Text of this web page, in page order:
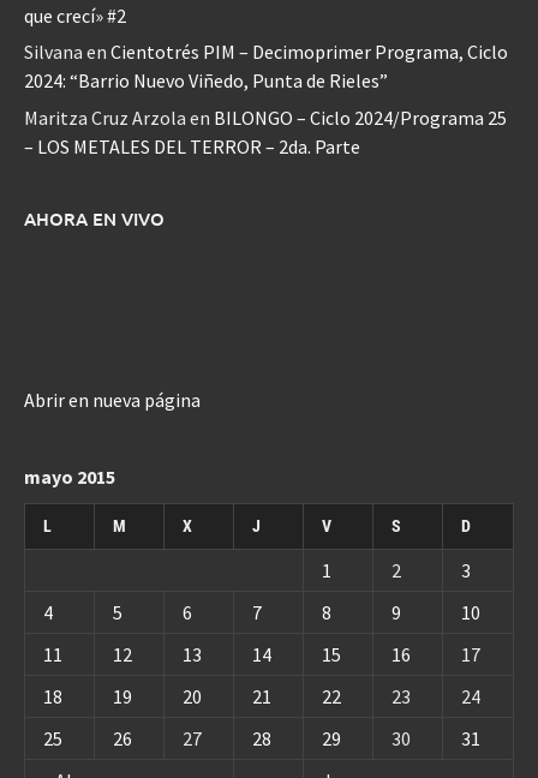
que crecí» #2
Silvana en Cientotrés PIM – Decimoprimer Programa, Ciclo
2024: “Barrio Nuevo Viñedo, Punta de Rieles”
Maritza Cruz Arzola en BILONGO – Ciclo 2024/Programa 25
– LOS METALES DEL TERROR – 2da. Parte
AHORA EN VIVO
Abrir en nueva página
mayo 2015
L M X J V S D
1 2
3
4
5 6 7 8 9
10
11
12 13 14 15 16
17
18
19 20 21 22 23
24
25
26 27 28 29 30 31